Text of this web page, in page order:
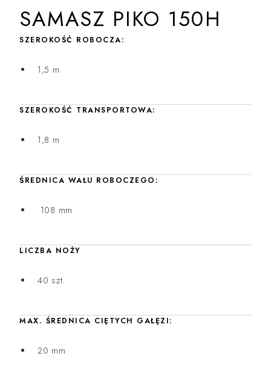
SAMASZ PIKO 150H
SZEROKOŚĆ ROBOCZA:
1,5 m
SZEROKOŚĆ TRANSPORTOWA:
1,8 m
ŚREDNICA WAŁU ROBOCZEGO:
108 mm
LICZBA NOŻY
40 szt.
MAX. ŚREDNICA CIĘTYCH GAŁĘZI:
20 mm